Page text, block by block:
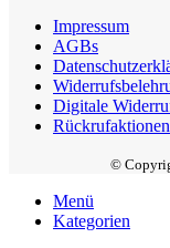
Impressum
AGBs
Digitale
Rückrufaktionen
©
Menü
Kategorien